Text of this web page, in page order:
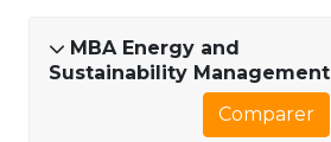
MBA Energy and
Sustainability Management
Comparer